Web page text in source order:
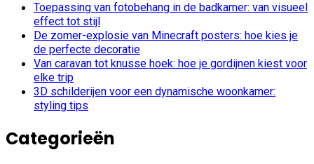
Toepassing van fotobehang in de badkamer: van visueel
effect tot stijl
De zomer-explosie van Minecraft posters: hoe kies je
de perfecte decoratie
Van caravan tot knusse hoek: hoe je gordijnen kiest voor
elke trip
3D schilderijen voor een dynamische woonkamer:
styling tips
Categorieën